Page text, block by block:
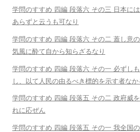
学問のすすめ 四編 段落六 その三 日本に
あらずと云うも可なり
学問のすすめ 四編 段落六 その二 蓋し意
気風に酔て自から知らざるなり
学問のすすめ 四編 段落六 その一 必ずし
し、以て人民の由るべき標的を示す者な
学問のすすめ 四編 段落五 その二 政府威
れに応ぜん
学問のすすめ 四編 段落五 その一 我全国